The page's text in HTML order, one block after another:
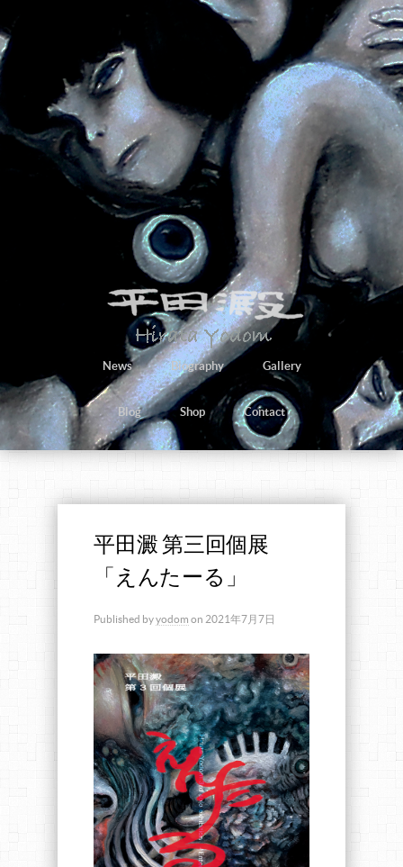
News Biography Gallery
Blog Shop Contact
平田澱 第三回個展
「えんたーる」
Published byyodom on 2021年7月7日